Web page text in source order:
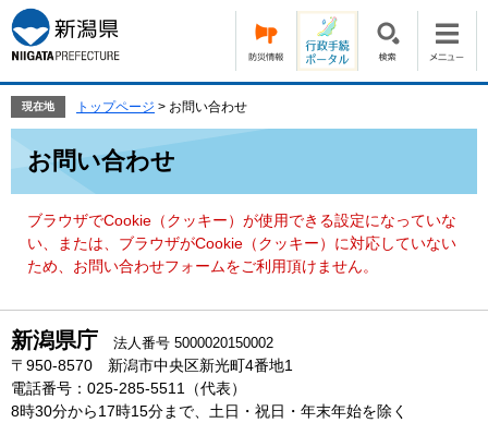
ー
ジ
の
頭
す。
ニ
ュ
ー
飛
て
現在地 トップページ > お問い合わせ
お問い合わせ
ブラウザでCookie（クッキー）が使用できる設定になっていな
い、または、ブラウザがCookie（クッキー）に対応していない
ため、お問い合わせフォームをご利用頂けません。
新潟県庁 法人番号 5000020150002
〒950-8570 新潟市中央区新光町4番地1
電話番号：025-285-5511（代表）
8時30分から17時15分まで、土日・祝日・年末年始を除く